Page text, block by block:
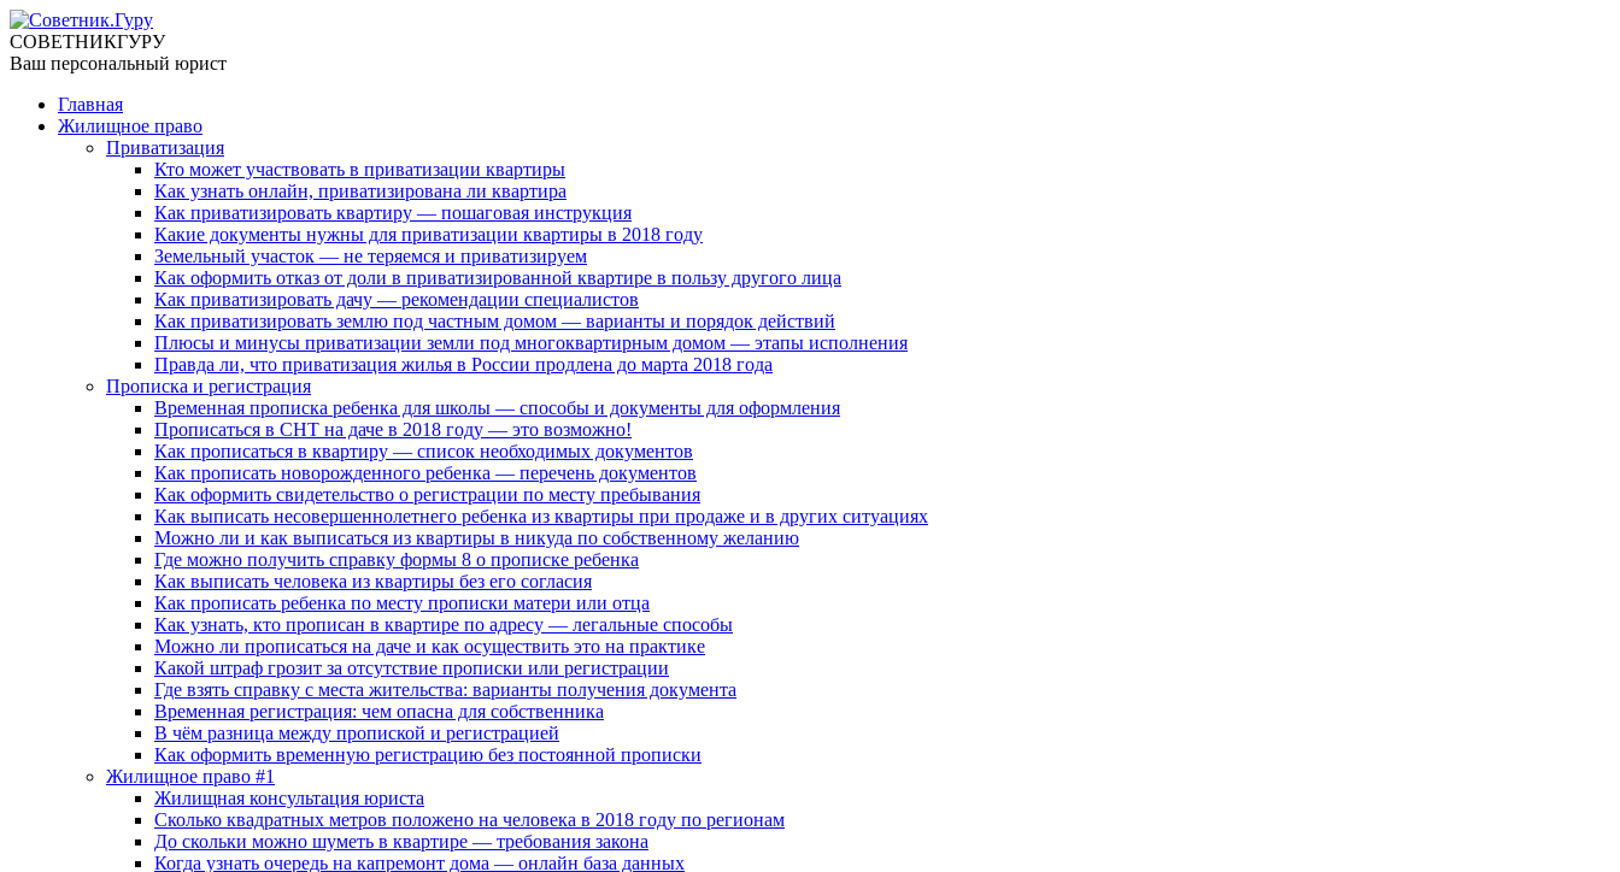
СОВЕТНИКГУРУ
Ваш персональный юрист
Главная
Жилищное право
Приватизация
Кто может участвовать в приватизации квартиры
Как узнать онлайн, приватизирована ли квартира
Как приватизировать квартиру — пошаговая инструкция
Какие документы нужны для приватизации квартиры в 2018 году
Земельный участок — не теряемся и приватизируем
Как оформить отказ от доли в приватизированной квартире в пользу другого лица
Как приватизировать дачу — рекомендации специалистов
Как приватизировать землю под частным домом — варианты и порядок действий
Плюсы и минусы приватизации земли под многоквартирным домом — этапы исполнения
Правда ли, что приватизация жилья в России продлена до марта 2018 года
Прописка и регистрация
Временная прописка ребенка для школы — способы и документы для оформления
Прописаться в СНТ на даче в 2018 году — это возможно!
Как прописаться в квартиру — список необходимых документов
Как прописать новорожденного ребенка — перечень документов
Как оформить свидетельство о регистрации по месту пребывания
Как выписать несовершеннолетнего ребенка из квартиры при продаже и в других ситуациях
Можно ли и как выписаться из квартиры в никуда по собственному желанию
Где можно получить справку формы 8 о прописке ребенка
Как выписать человека из квартиры без его согласия
Как прописать ребенка по месту прописки матери или отца
Как узнать, кто прописан в квартире по адресу — легальные способы
Можно ли прописаться на даче и как осуществить это на практике
Какой штраф грозит за отсутствие прописки или регистрации
Где взять справку с места жительства: варианты получения документа
Временная регистрация: чем опасна для собственника
В чём разница между пропиской и регистрацией
Как оформить временную регистрацию без постоянной прописки
Жилищное право #1
Жилищная консультация юриста
Сколько квадратных метров положено на человека в 2018 году по регионам
До скольки можно шуметь в квартире — требования закона
Когда узнать очередь на капремонт дома — онлайн база данных